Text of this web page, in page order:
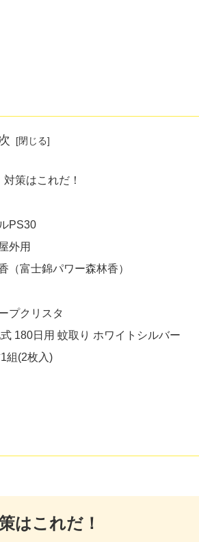
策はこれだ！
PS30
外用
（富士錦パワー森林香）
プクリスタ
180日用 蚊取り ホワイトシルバー
組(2枚入)
はこれだ！